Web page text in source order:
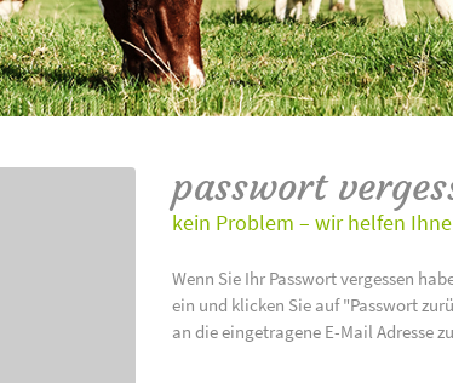
passwort
kein Problem – wir helfen
Wenn Sie Ihr Passwort vergessen
ein und klicken Sie auf "Passwort
an die eingetragene E-Mail Adresse